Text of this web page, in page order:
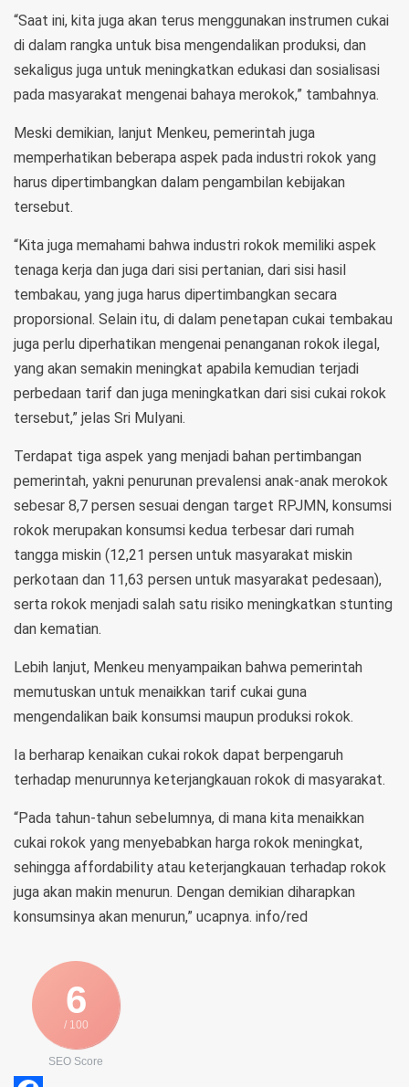
“Saat ini, kita juga akan terus menggunakan instrumen cukai
di dalam rangka untuk bisa mengendalikan produksi, dan
sekaligus juga untuk meningkatkan edukasi dan sosialisasi
pada masyarakat mengenai bahaya merokok,” tambahnya.
Meski demikian, lanjut Menkeu, pemerintah juga
memperhatikan beberapa aspek pada industri rokok yang
harus dipertimbangkan dalam pengambilan kebijakan
tersebut.
“Kita juga memahami bahwa industri rokok memiliki aspek
tenaga kerja dan juga dari sisi pertanian, dari sisi hasil
tembakau, yang juga harus dipertimbangkan secara
proporsional. Selain itu, di dalam penetapan cukai tembakau
juga perlu diperhatikan mengenai penanganan rokok ilegal,
yang akan semakin meningkat apabila kemudian terjadi
perbedaan tarif dan juga meningkatkan dari sisi cukai rokok
tersebut,” jelas Sri Mulyani.
Terdapat tiga aspek yang menjadi bahan pertimbangan
pemerintah, yakni penurunan prevalensi anak-anak merokok
sebesar 8,7 persen sesuai dengan target RPJMN, konsumsi
rokok merupakan konsumsi kedua terbesar dari rumah
tangga miskin (12,21 persen untuk masyarakat miskin
perkotaan dan 11,63 persen untuk masyarakat pedesaan),
serta rokok menjadi salah satu risiko meningkatkan stunting
dan kematian.
Lebih lanjut, Menkeu menyampaikan bahwa pemerintah
memutuskan untuk menaikkan tarif cukai guna
mengendalikan baik konsumsi maupun produksi rokok.
Ia berharap kenaikan cukai rokok dapat berpengaruh
terhadap menurunnya keterjangkauan rokok di masyarakat.
“Pada tahun-tahun sebelumnya, di mana kita menaikkan
cukai rokok yang menyebabkan harga rokok meningkat,
sehingga affordability atau keterjangkauan terhadap rokok
juga akan makin menurun. Dengan demikian diharapkan
konsumsinya akan menurun,” ucapnya. info/red
6
/ 100
SEO Score